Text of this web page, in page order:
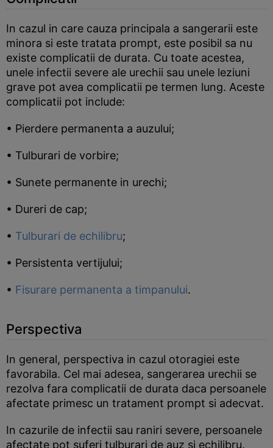
In cazul in care cauza principala a sangerarii este
minora si este tratata prompt, este posibil sa nu
existe complicatii de durata. Cu toate acestea,
unele infectii severe ale urechii sau unele leziuni
grave pot avea complicatii pe termen lung. Aceste
complicatii pot include:
• Pierdere permanenta a auzului;
• Tulburari de vorbire;
• Sunete permanente in urechi;
• Dureri de cap;
• Tulburari de echilibru;
• Persistenta vertijului;
• Fisurare permanenta a timpanului.
Perspectiva
In general, perspectiva in cazul otoragiei este
favorabila. Cel mai adesea, sangerarea urechii se
rezolva fara complicatii de durata daca persoanele
afectate primesc un tratament prompt si adecvat.
In cazurile de infectii sau raniri severe, persoanele
afectate pot suferi tulburari de auz si echilibru.